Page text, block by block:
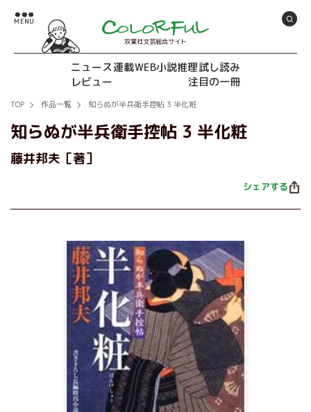
双葉社文芸総合サイト
ニュース連載WEB小説推理試し読み
レビュー
注目の一冊
TOP 作品一覧 知らぬが半兵衛手控帖 3 半化粧
知らぬが半兵衛手控帖 3 半化粧
藤井邦夫［著］
シェアする